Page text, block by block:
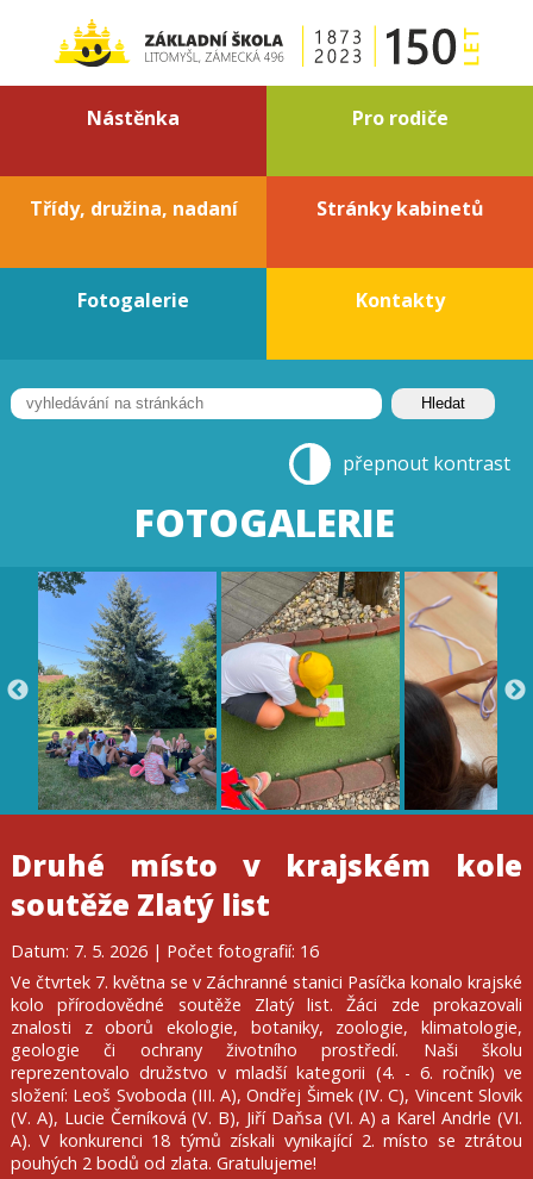
Nástěnka Pro rodiče
Třídy, družina, nadaní Stránky kabinetů
Fotogalerie Kontakty
přepnout kontrast
FOTOGALERIE
Druhé místo v krajském kole
soutěže Zlatý list
Datum: 7. 5. 2026 | Počet fotografií: 16
Ve čtvrtek 7. května se v Záchranné stanici Pasíčka konalo krajské
kolo přírodovědné soutěže Zlatý list. Žáci zde prokazovali
znalosti z oborů ekologie, botaniky, zoologie, klimatologie,
geologie či ochrany životního prostředí. Naši školu
reprezentovalo družstvo v mladší kategorii (4. - 6. ročník) ve
složení: Leoš Svoboda (III. A), Ondřej Šimek (IV. C), Vincent Slovik
(V. A), Lucie Černíková (V. B), Jiří Daňsa (VI. A) a Karel Andrle (VI.
A). V konkurenci 18 týmů získali vynikající 2. místo se ztrátou
pouhých 2 bodů od zlata. Gratulujeme!